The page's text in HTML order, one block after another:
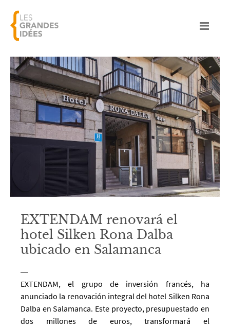
EXTENDAM renovará el
hotel Silken Rona Dalba
ubicado en Salamanca
EXTENDAM, el grupo de inversión francés, ha
anunciado la renovación integral del hotel Silken Rona
Dalba en Salamanca. Este proyecto, presupuestado en
dos millones de euros, transformará el